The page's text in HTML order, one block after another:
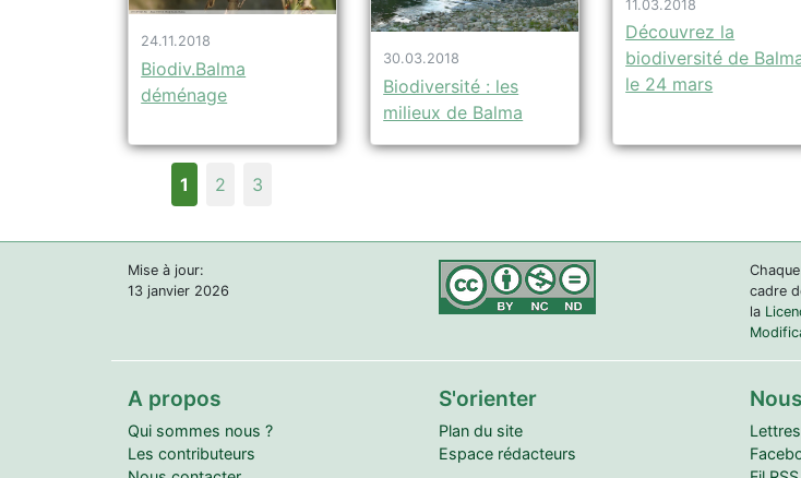
24.11.2018
Biodiv.Balma
déménage
30.03.2018
Biodiversité : les
milieux de Balma
11.03.2018
Découvrez la
biodiversité de
le 24 mars
1 2 3
Mise à jour:
13 janvier 2026
cadre
la
A propos
Qui sommes nous ?
Les contributeurs
S'orienter
Plan du site
Espace rédacteurs